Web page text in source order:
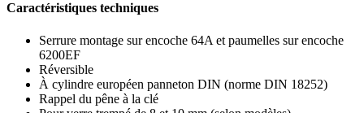
Caractéristiques techniques
Serrure montage sur encoche 64A et paumelles sur encoche
6200EF
Réversible
À cylindre européen panneton DIN (norme DIN 18252)
Rappel du pêne à la clé